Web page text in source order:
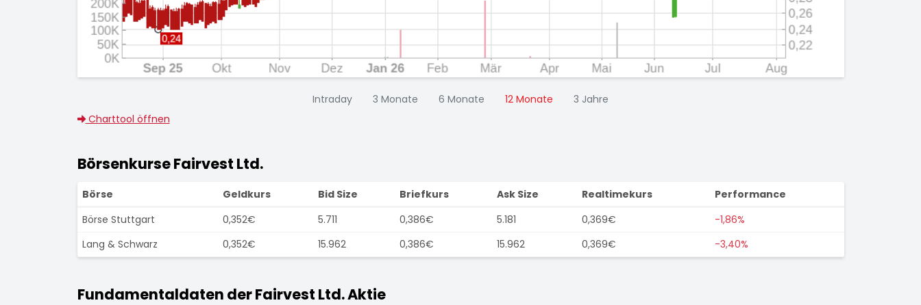
Intraday 3 Monate 6 Monate 12 Monate
3 Jahre
Charttool öffnen
Börsenkurse Fairvest Ltd.
Börse Geldkurs Bid Size Briefkurs Ask Size Realtimekurs
Performance
Börse Stuttgart
0,352€ 5.711 0,386€ 5.181 0,369€
-1,86%
Lang & Schwarz
0,352€ 15.962 0,386€ 15.962 0,369€ -3,40%
Fundamentaldaten der Fairvest Ltd. Aktie